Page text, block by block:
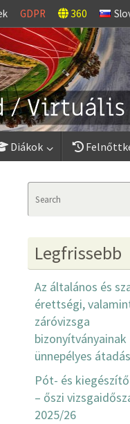
GDPR 360
Diákok
Legfrissebb
Az általános és
érettségi,
záróvizsga
bizonyítványainak
ünnepélyes
Pót- és
– őszi
2025/26